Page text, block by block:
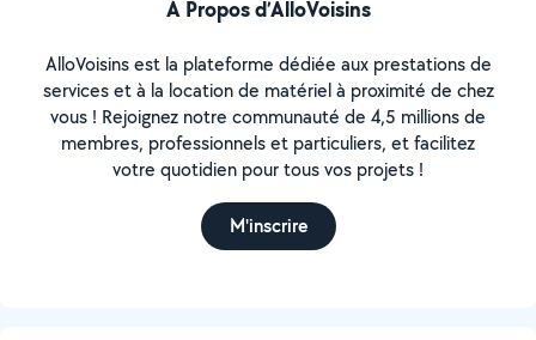
À Propos d’AlloVoisins
AlloVoisins est la plateforme dédiée aux prestations de
services et à la location de matériel à proximité de chez
vous ! Rejoignez notre communauté de 4,5 millions de
membres, professionnels et particuliers, et facilitez
votre quotidien pour tous vos projets !
M'inscrire